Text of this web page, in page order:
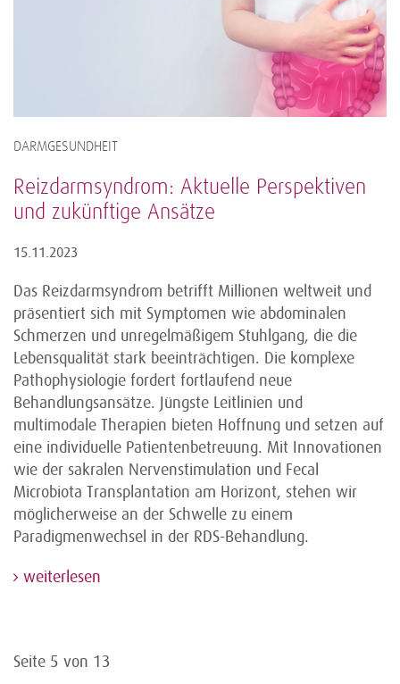
DARMGESUNDHEIT
Reizdarmsyndrom: Aktuelle Perspektiven
und zukünftige Ansätze
15.11.2023
Das Reizdarmsyndrom betrifft Millionen weltweit und
präsentiert sich mit Symptomen wie abdominalen
Schmerzen und unregelmäßigem Stuhlgang, die die
Lebensqualität stark beeinträchtigen. Die komplexe
Pathophysiologie fordert fortlaufend neue
Behandlungsansätze. Jüngste Leitlinien und
multimodale Therapien bieten Hoffnung und setzen auf
eine individuelle Patientenbetreuung. Mit Innovationen
wie der sakralen Nervenstimulation und Fecal
Microbiota Transplantation am Horizont, stehen wir
möglicherweise an der Schwelle zu einem
Paradigmenwechsel in der RDS-Behandlung.
weiterlesen
Seite 5 von 13